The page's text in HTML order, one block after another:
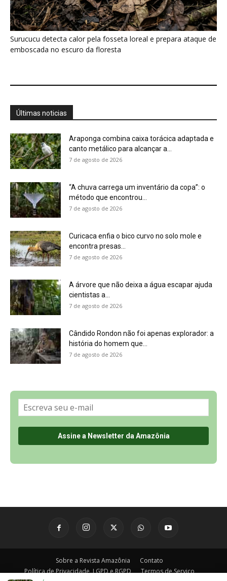
“A chuva carrega um inventário da copa”: o
método que encontrou...
7 de agosto de 2026
A árvore que não deixa a água escapar ajuda
7 de agosto de 2026
7 de agosto de 2026
Política de Privacidade, LGPD e RGPD
Últimas Notícias
🌎 Español
©